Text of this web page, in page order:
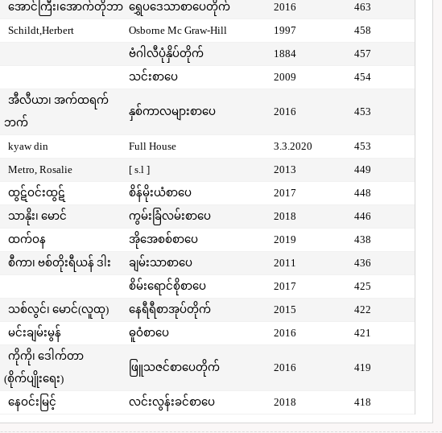
အောင်ကြီး၊အောက်တိုဘာ ရွှေပဒေသာစာပေတိုက် 2016
463
Schildt,Herbert Osborne Mc Graw-Hill 1997
458
ဗံဂါလီပုံနှိပ်တိုက် 1884
457
သင်းစာပေ 2009 454
အီလီယာ၊ အက်ထရက်
ဘက်
နှစ်ကာလများစာပေ 2016 453
kyaw din Full House 3.3.2020
453
Metro, Rosalie [ s.l ] 2013
449
ထွဋ်ဝင်းထွဋ် စိန်မိုးယံစာပေ 2017
448
သာနိုး၊ မောင် ကွမ်းခြံလမ်းစာပေ 2018
446
ထက်ဝန အိုအေစစ်စာပေ 2019
438
စီကာ၊ ဗစ်တိုးရီယန် ဒါး ချမ်းသာစာပေ 2011
436
စိမ်းရောင်စိုစာပေ 2017
425
သစ်လွင်၊ မောင်(လူထု) နေရီရီစာအုပ်တိုက် 2015
422
မင်းချမ်းမွန် ဓူဝံစာပေ 2016 421
ကိုကို၊ ဒေါက်တာ
(စိုက်ပျိုးရေး)
ဖြူသဇင်စာပေတိုက် 2016 419
နေဝင်းမြင့် လင်းလွန်းခင်စာပေ 2018 418